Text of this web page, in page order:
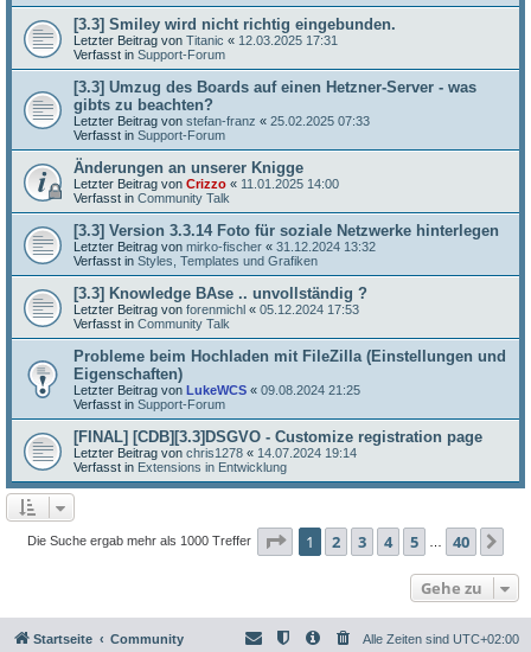
[3.3] Smiley wird nicht richtig eingebunden.
Letzter Beitrag von Titanic « 12.03.2025 17:31
Verfasst in Support-Forum
[3.3] Umzug des Boards auf einen Hetzner-Server - was
gibts zu beachten?
Letzter Beitrag von stefan-franz « 25.02.2025 07:33
Verfasst in Support-Forum
Änderungen an unserer Knigge
Letzter Beitrag von Crizzo « 11.01.2025 14:00
Verfasst in Community Talk
[3.3] Version 3.3.14 Foto für soziale Netzwerke hinterlegen
Letzter Beitrag von mirko-fischer « 31.12.2024 13:32
Verfasst in Styles, Templates und Grafiken
[3.3] Knowledge BAse .. unvollständig ?
Letzter Beitrag von forenmichl « 05.12.2024 17:53
Verfasst in Community Talk
Probleme beim Hochladen mit FileZilla (Einstellungen und
Eigenschaften)
Letzter Beitrag von LukeWCS « 09.08.2024 21:25
Verfasst in Support-Forum
[FINAL] [CDB][3.3]DSGVO - Customize registration page
Letzter Beitrag von chris1278 « 14.07.2024 19:14
Verfasst in Extensions in Entwicklung
Die Suche ergab mehr als 1000 Treffer Seite 1von 40
1 2 3 4 5 40
Gehe zu
Startseite Community Alle Zeiten sind UTC+02:00